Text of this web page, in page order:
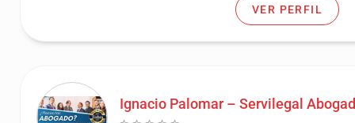
VER PERFIL
Ignacio Palomar – Servilegal